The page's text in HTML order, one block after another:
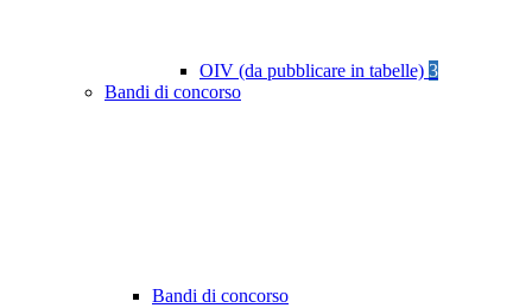
OIV (da pubblicare in tabelle) 3
Bandi di concorso
Bandi di concorso